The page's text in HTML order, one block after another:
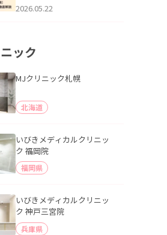
用】ハイブリッド注入を美
2026.05.22
ック
MJクリニック札幌
北海道
いびきメディカルクリニッ
ク 福岡院
福岡県
いびきメディカルクリニッ
ク 神戸三宮院
兵庫県